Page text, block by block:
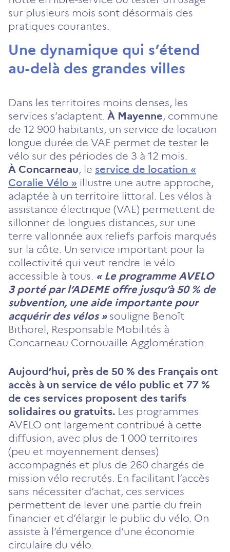
sur plusieurs mois sont désormais des
pratiques courantes.
Une dynamique qui s’étend
au-delà des grandes villes
Dans les territoires moins denses, les
services s’adaptent. À Mayenne, commune
de 12 900 habitants, un service de location
longue durée de VAE permet de tester le
vélo sur des périodes de 3 à 12 mois.
À Concarneau, le service de location «
Coralie Vélo » illustre une autre approche,
adaptée à un territoire littoral. Les vélos à
assistance électrique (VAE) permettent de
sillonner de longues distances, sur une
terre vallonnée aux reliefs parfois marqués
sur la côte. Un service important pour la
collectivité qui veut rendre le vélo
accessible à tous. « Le programme AVELO
3 porté par l’ADEME offre jusqu’à 50 % de
subvention, une aide importante pour
acquérir des vélos »souligne Benoît
Bithorel, Responsable Mobilités à
Concarneau Cornouaille Agglomération.
Aujourd’hui, près de 50 % des Français ont
accès à un service de vélo public et 77 %
de ces services proposent des tarifs
solidaires ou gratuits. Les programmes
AVELO ont largement contribué à cette
diffusion, avec plus de 1 000 territoires
(peu et moyennement denses)
accompagnés et plus de 260 chargés de
mission vélo recrutés. En facilitant l’accès
sans nécessiter d’achat, ces services
permettent de lever une partie du frein
financier et d’élargir le public du vélo. On
assiste à l’émergence d’une économie
circulaire du vélo.